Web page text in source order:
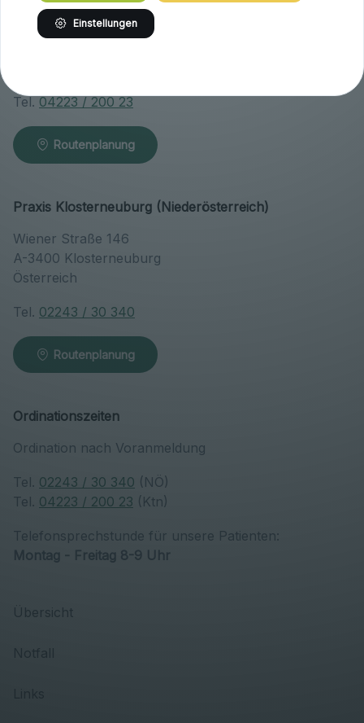
Brandlhof
Höfern 1
Tel. 04223 / 200 23
Routenplanung
Praxis Klosterneuburg (Niederösterreich)
Wiener Straße 146
A-3400 Klosterneuburg
Österreich
Tel. 02243 / 30 340
Routenplanung
Ordinationszeiten
Ordination nach Voranmeldung
Tel. 02243 / 30 340 (NÖ)
Tel. 04223 / 200 23 (Ktn)
Telefonsprechstunde für unsere Patienten:
Montag - Freitag 8-9 Uhr
Übersicht
Notfall
Einstellungen